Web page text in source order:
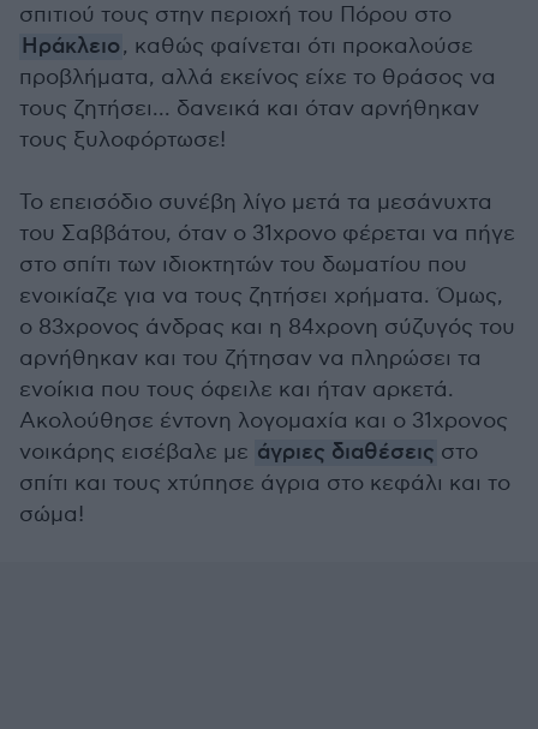
σπιτιού τους στην περιοχή του Πόρου στο
Ηράκλειο, καθώς φαίνεται ότι προκαλούσε
προβλήματα, αλλά εκείνος είχε το θράσος να
τους ζητήσει... δανεικά και όταν αρνήθηκαν
τους ξυλοφόρτωσε!
Το επεισόδιο συνέβη λίγο μετά τα μεσάνυχτα
του Σαββάτου, όταν ο 31χρονο φέρεται να πήγε
στο σπίτι των ιδιοκτητών του δωματίου που
ενοικίαζε για να τους ζητήσει χρήματα. Όμως,
ο 83χρονος άνδρας και η 84χρονη σύζυγός του
αρνήθηκαν και του ζήτησαν να πληρώσει τα
ενοίκια που τους όφειλε και ήταν αρκετά.
Ακολούθησε έντονη λογομαχία και ο 31χρονος
νοικάρης εισέβαλε με άγριες διαθέσεις στο
σπίτι και τους χτύπησε άγρια στο κεφάλι και το
σώμα!